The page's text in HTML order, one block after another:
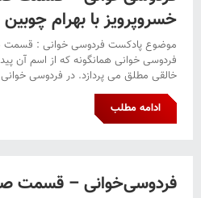
خسروپرویز با بهرام چوبین
موضوع پادکست فردوسی خوانی : قسمت
فردوسی خوانی همانگونه که از اسم آن
خالقی مطلق می پردازد. در فردوسی
ادامه مطلب
فردوسی‌خوانی – قسمت